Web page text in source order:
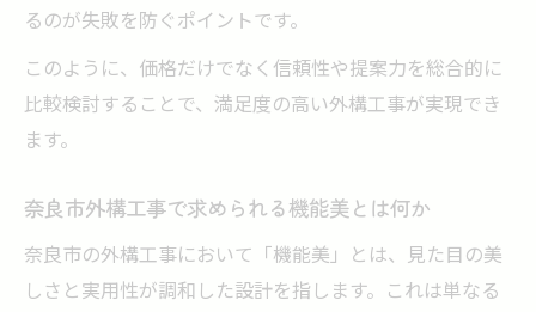
外構工事で実現する家族の希望とデザイン
外構工事を通じて日々の暮らしをグレード
るのが失敗を防ぐポイントです。
このように、価格だけでなく信頼性や提案力を総合的に
比較検討することで、満足度の高い外構工事が実現でき
ます。
奈良市外構工事で求められる機能美とは何か
奈良市の外構工事において「機能美」とは、見た目の美
しさと実用性が調和した設計を指します。これは単なる